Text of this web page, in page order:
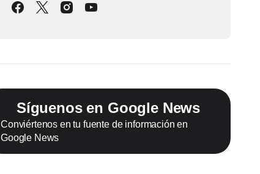
Síguenos en Google News
Conviértenos en tu fuente de información en
Google News